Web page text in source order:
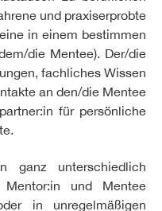
und praxiserprobte
in einem bestimmen
die Mentee). Der/die
fachliches Wissen
an den/die Mentee
für persönliche
ganz unterschiedlich
Mentor:in und Mentee
in unregelmäßigen